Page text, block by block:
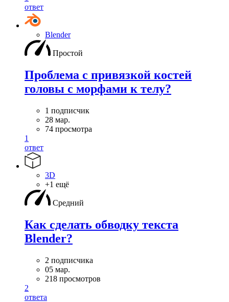
ответ
Blender
Простой
Проблема с привязкой костей
головы с морфами к телу?
1 подписчик
28 мар.
74 просмотра
1
ответ
3D
+1 ещё
Средний
Как сделать обводку текста
Blender?
2 подписчика
05 мар.
218 просмотров
2
ответа